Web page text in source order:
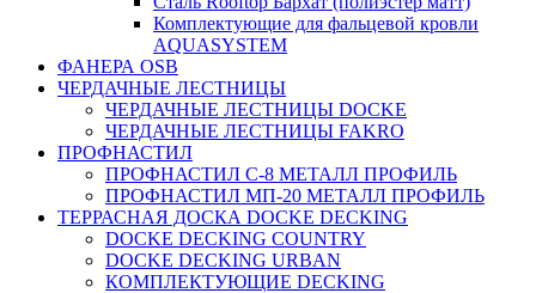
Комплектующие для фальцевой кровли
AQUASYSTEM
ФАНЕРА OSB
ЧЕРДАЧНЫЕ ЛЕСТНИЦЫ
ЧЕРДАЧНЫЕ ЛЕСТНИЦЫ DOCKE
ЧЕРДАЧНЫЕ ЛЕСТНИЦЫ FAKRO
ПРОФНАСТИЛ
ПРОФНАСТИЛ C-8 МЕТАЛЛ ПРОФИЛЬ
ПРОФНАСТИЛ МП-20 МЕТАЛЛ ПРОФИЛЬ
ТЕРРАСНАЯ ДОСКА DOCKE DECKING
DOCKE DECKING COUNTRY
DOCKE DECKING URBAN
КОМПЛЕКТУЮЩИЕ DECKING